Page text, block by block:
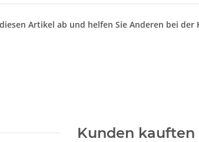
Artikel ab und helfen Sie Anderen bei der
Kunden